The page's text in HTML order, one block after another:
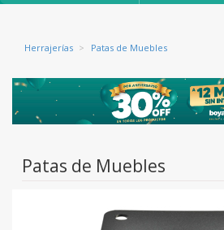
Herrajerías > Patas de Muebles
Patas de Muebles